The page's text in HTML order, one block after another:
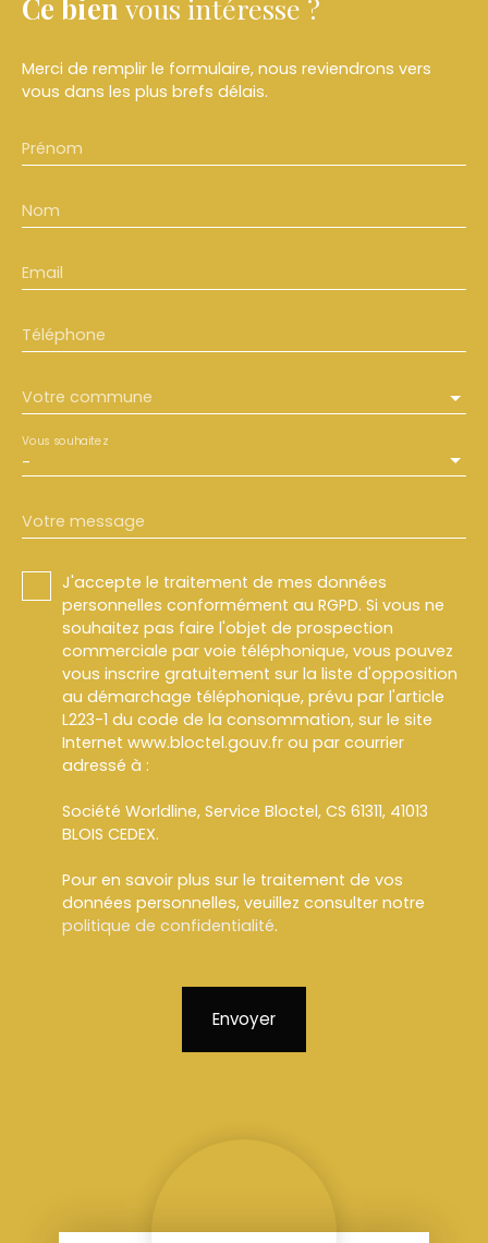
Ce bien vous intéresse ?
Merci de remplir le formulaire, nous reviendrons vers
vous dans les plus brefs délais.
Prénom
Nom
Email
Téléphone
Votre commune
-
Vous souhaitez
Votre message
J'accepte le traitement de mes données
personnelles conformément au RGPD. Si vous ne
souhaitez pas faire l'objet de prospection
commerciale par voie téléphonique, vous pouvez
vous inscrire gratuitement sur la liste d'opposition
au démarchage téléphonique, prévu par l'article
L223-1 du code de la consommation, sur le site
Internet www.bloctel.gouv.fr ou par courrier
adressé à :
Société Worldline, Service Bloctel, CS 61311, 41013
BLOIS CEDEX.
Pour en savoir plus sur le traitement de vos
données personnelles, veuillez consulter notre
politique de confidentialité.
Envoyer